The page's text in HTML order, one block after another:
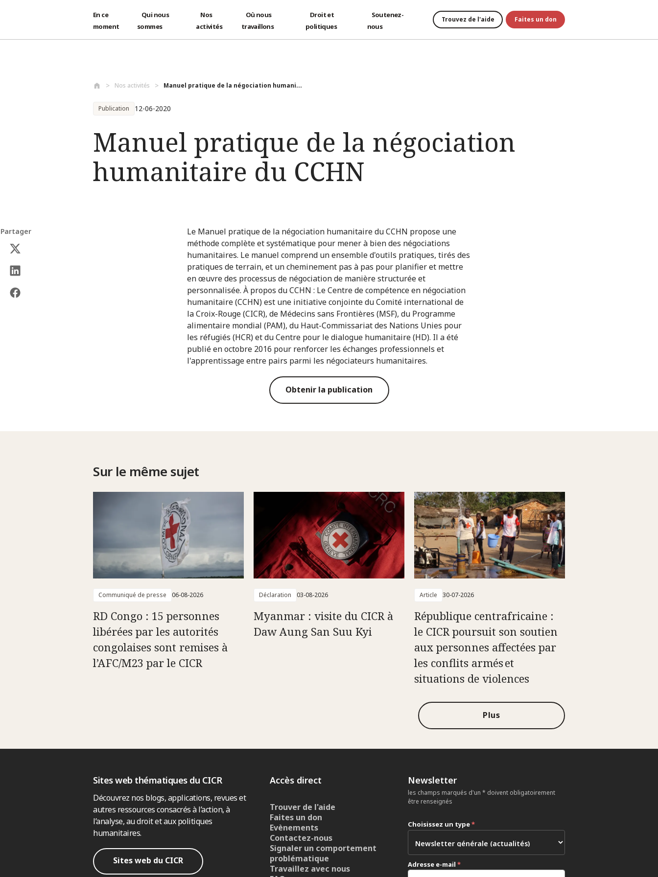
En ce
moment
Qui nous
sommes
Nos
activités
Où nous
travaillons
Droit et
politiques
Soutenez-
nous
Trouvez de l'aide Faites un don
Nos activités Manuel pratique de la négociation humani...
Publication 12-06-2020
Manuel pratique de la négociation
humanitaire du CCHN
Partager
Le Manuel pratique de la négociation humanitaire du CCHN propose une
méthode complète et systématique pour mener à bien des négociations
humanitaires. Le manuel comprend un ensemble d'outils pratiques, tirés des
pratiques de terrain, et un cheminement pas à pas pour planifier et mettre
en œuvre des processus de négociation de manière structurée et
personnalisée. À propos du CCHN : Le Centre de compétence en négociation
humanitaire (CCHN) est une initiative conjointe du Comité international de
la Croix-Rouge (CICR), de Médecins sans Frontières (MSF), du Programme
alimentaire mondial (PAM), du Haut-Commissariat des Nations Unies pour
les réfugiés (HCR) et du Centre pour le dialogue humanitaire (HD). Il a été
publié en octobre 2016 pour renforcer les échanges professionnels et
l'apprentissage entre pairs parmi les négociateurs humanitaires.
Obtenir la publication
Sur le même sujet
Communiqué de presse 06-08-2026
RD Congo : 15 personnes
libérées par les autorités
congolaises sont remises à
l’AFC/M23 par le CICR
Déclaration 03-08-2026
Myanmar : visite du CICR à
Daw Aung San Suu Kyi
Article 30-07-2026
République centrafricaine :
le CICR poursuit son soutien
aux personnes affectées par
les conflits armés et
situations de violences
Plus
Sites web thématiques du CICR
Découvrez nos blogs, applications, revues et
autres ressources consacrés à l’action, à
l’analyse, au droit et aux politiques
humanitaires.
Sites web du CICR
Accès direct
Trouver de l'aide
Faites un don
Evènements
Contactez-nous
Signaler un comportement
problématique
Travaillez avec nous
Newsletter
les champs marqués d'un * doivent obligatoirement
être renseignés
Choisissez un type*
Adresse e-mail *